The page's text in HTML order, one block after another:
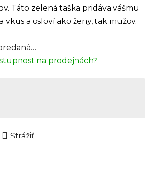
Táto zelená taška pridáva vášmu
vkus a osloví ako ženy, tak mužov.
na prodejnách?
Strážiť